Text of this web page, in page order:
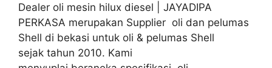
Dealer oli mesin hilux diesel | JAYADIPA
PERKASA merupakan Supplier oli dan pelumas
Shell di bekasi untuk oli & pelumas Shell
sejak tahun 2010. Kami